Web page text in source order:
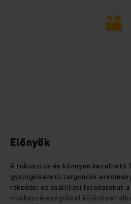
Előnyök
A robusztus és könnyen kezelhető
gyalogkíséretű targoncák
rakodási és szállítási feladatokat a
munkaszéleségükkel különösen